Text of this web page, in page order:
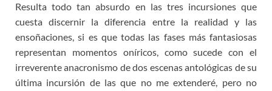
Resulta todo tan absurdo en las tres incursiones que
cuesta discernir la diferencia entre la realidad y las
ensoñaciones, si es que todas las fases más fantasiosas
representan momentos oníricos, como sucede con el
irreverente anacronismo de dos escenas antológicas de su
última incursión de las que no me extenderé, pero no